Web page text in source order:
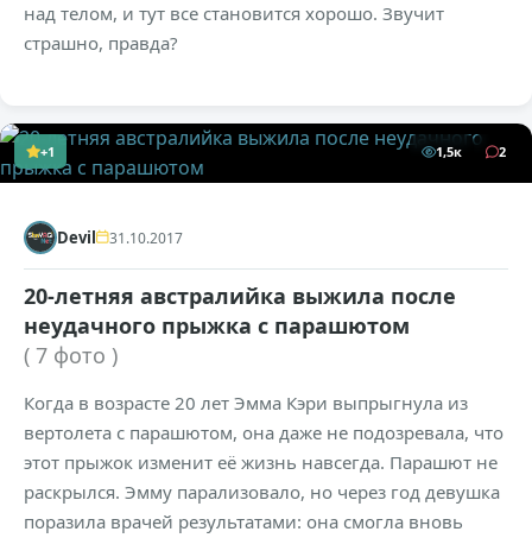
над телом, и тут все становится хорошо. Звучит
страшно, правда?
+1 1,5к 2
Devil 31.10.2017
20-летняя австралийка выжила после
неудачного прыжка с парашютом
( 7 фото )
Когда в возрасте 20 лет Эмма Кэри выпрыгнула из
вертолета с парашютом, она даже не подозревала, что
этот прыжок изменит её жизнь навсегда. Парашют не
раскрылся. Эмму парализовало, но через год девушка
поразила врачей результатами: она смогла вновь